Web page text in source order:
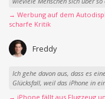
→ Werbung auf dem
scharfe Kritik
Freddy
Ich gehe davon aus, dass es
Glücksfall, weil das iPhone in
→ iPhone fällt aus Flugzeug